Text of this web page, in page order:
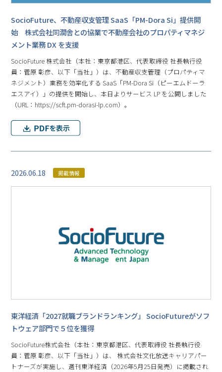
SocioFuture、不動産収⽀管理 SaaS「PM-Dora Si」提供開
始 株式会社同潤舎との協業で不動産会社のプロパティマネジ
メント業務 DX を支援
SocioFuture 株式会社（本社：東京都港区、代表取締役 社⻑執⾏役
員：菅原 彰彦、以下「当社」）は、不動産収支管理（プロパティマ
ネジメント）業務を効率化する SaaS「PM-Dora Si（ピーエムドーラ
エスアイ）」の提供を開始し、本日よりサービス LP を公開しました
（URL：https://scft.pm-dorasi-lp.com）。
2026.06.18 掲載情報
東洋経済「2027就職ブランドランキング」 SocioFutureがソフ
トウェア部門で５位を獲得
SocioFuture株式会社（本社：東京都港区、代表取締役 社長執行役
員：菅原 彰彦、以下「当社」）は、 株式会社文化放送キャリアパー
トナーズが実施し、週刊東洋経済（2026年5月25日発売）に掲載され